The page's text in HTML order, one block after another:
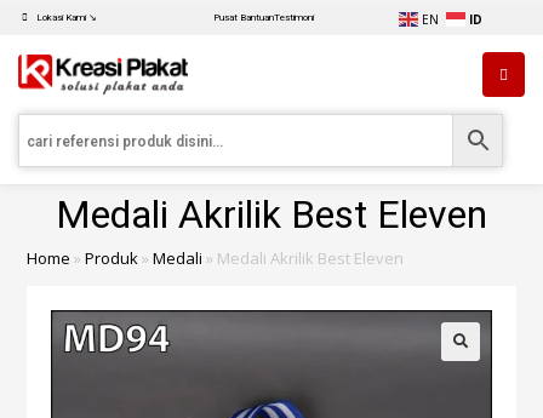
Lokasi Kami ↘ Pusat BantuanTestimoni EN ID
Medali Akrilik Best Eleven
Home »Produk»Medali » Medali Akrilik Best Eleven